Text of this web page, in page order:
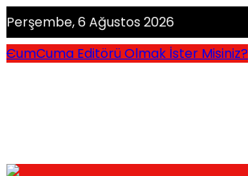
Perşembe, 6 Ağustos 2026
CumCuma Editörü Olmak İster Misiniz?